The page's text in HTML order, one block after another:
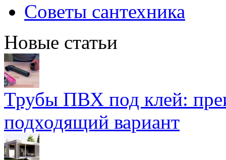
Советы сантехника
Новые статьи
Трубы ПВХ под клей:
подходящий вариант